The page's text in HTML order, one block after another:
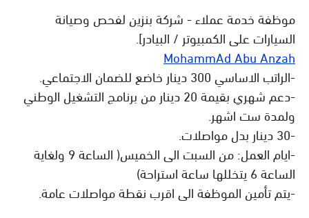
موظفة خدمة عملاء - شركة بنزين لفحص وصيانة
السيارات على الكمبيوتر / البيادر].
MohammAd Abu Anzah
-الراتب الاساسي 300 دينار خاضع للضمان الاجتماعي.
-دعم شهري بقيمة 20 دينار من برنامج التشغيل الوطني
ولمدة ست اشهر.
-30 دينار بدل مواصلات.
-ايام العمل: من السبت الى الخميس( الساعة 9 ولغاية
الساعة 6 يتخللها ساعة استراحة)
-يتم تأمين الموظفة الى اقرب نقطة مواصلات عامة.